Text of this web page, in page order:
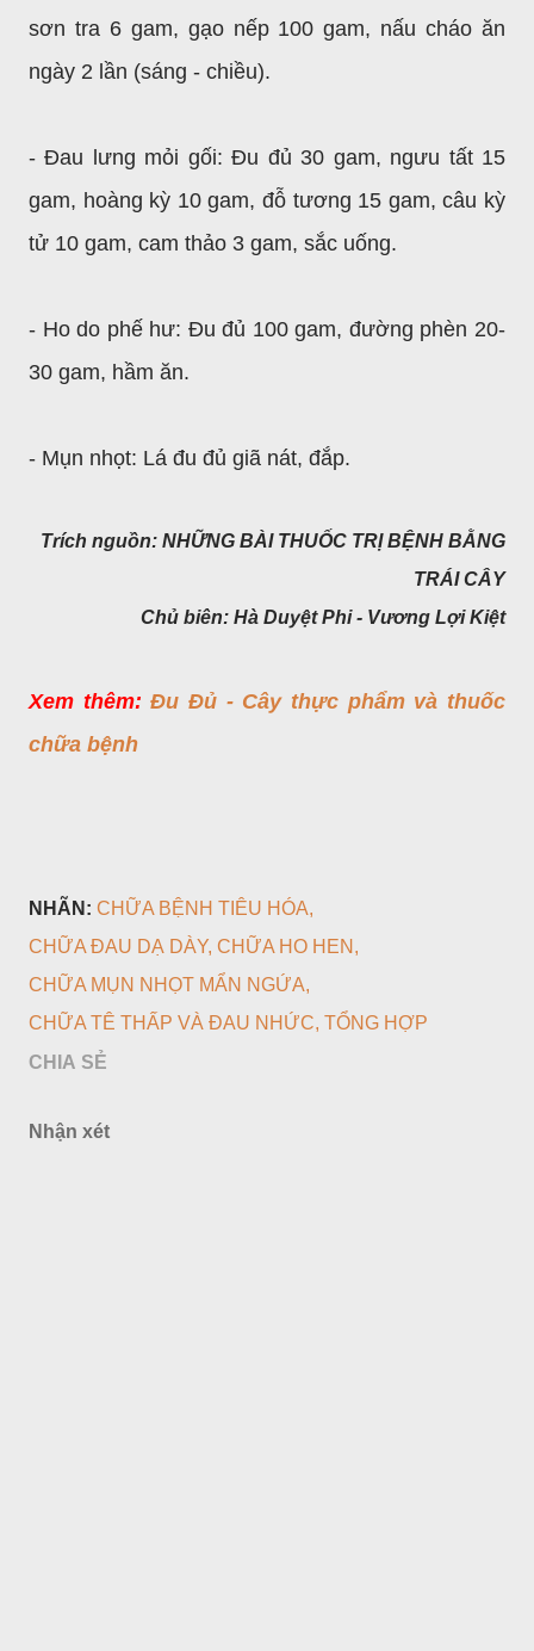
sơn tra 6 gam, gạo nếp 100 gam, nấu cháo ăn
ngày 2 lần (sáng - chiều).
- Đau lưng mỏi gối: Ðu đủ 30 gam, ngưu tất 15
gam, hoàng kỳ 10 gam, đỗ tương 15 gam, câu kỳ
tử 10 gam, cam thảo 3 gam, sắc uống.
- Ho do phế hư: Ðu đủ 100 gam, đường phèn 20-
30 gam, hầm ăn.
- Mụn nhọt: Lá đu đủ giã nát, đắp.
Trích nguồn: NHỮNG BÀI THUỐC TRỊ BỆNH BẰNG
TRÁI CÂY
Chủ biên: Hà Duyệt Phi - Vương Lợi Kiệt
Xem thêm:Ðu Ðủ - Cây thực phẩm và thuốc
chữa bệnh
NHÃN: CHỮA BỆNH TIÊU HÓA
CHỮA ĐAU DẠ DÀY CHỮA HO HEN
CHỮA MỤN NHỌT MẨN NGỨA
CHỮA TÊ THẤP VÀ ĐAU NHỨC TỔNG HỢP
CHIA SẺ
Nhận xét